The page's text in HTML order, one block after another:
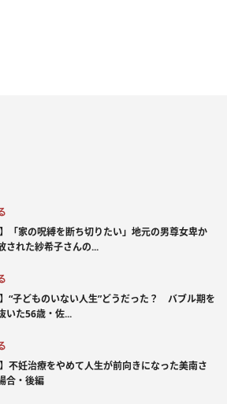
】「家の呪縛を断ち切りたい」地元の男尊女卑か
された紗希子さんの...
】“子どものいない人生”どうだった？ バブル期を
いた56歳・佐...
】不妊治療をやめて人生が前向きになった美南さ
合・後編